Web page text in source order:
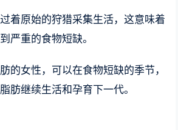
着原始的狩猎采集生活，这意味着
严重的食物短缺。
的女性，可以在食物短缺的季节，
肪继续生活和孕育下一代。